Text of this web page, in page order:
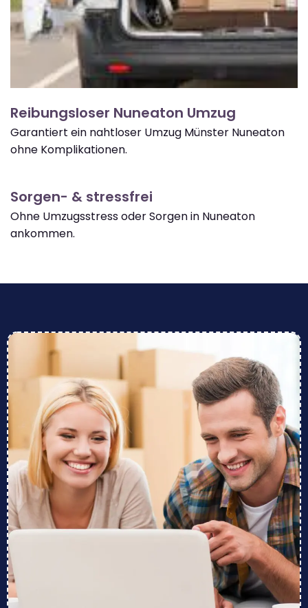
Reibungsloser Nuneaton Umzug
Garantiert ein nahtloser Umzug Münster Nuneaton
ohne Komplikationen.
Sorgen- & stressfrei
Ohne Umzugsstress oder Sorgen in Nuneaton
ankommen.